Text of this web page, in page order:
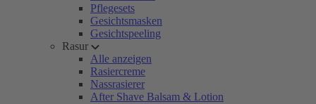
Pflegesets
Gesichtsmasken
Gesichtspeeling
Rasur
Alle anzeigen
Rasiercreme
Nassrasierer
After Shave Balsam & Lotion